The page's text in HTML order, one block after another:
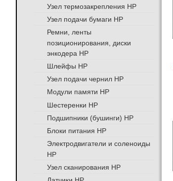
Узел термозакрепления HP
Узел подачи бумаги HP
Ремни, ленты
позиционирования, диски
энкодера HP
Шлейфы HP
Узел подачи чернил HP
Модули памяти HP
Шестеренки HP
Подшипники (бушинги) HP
Блоки питания HP
Электродвигатели и соленоиды
HP
Узел сканирования HP